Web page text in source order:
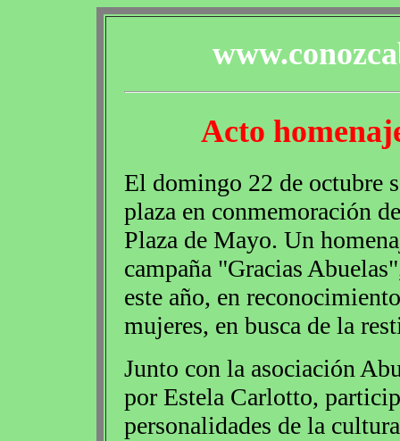
Acto
El domingo 22 de octubre
plaza en conmemoración
Plaza de Mayo. Un
campaña "Gracias
este año, en
mujeres, en busca de la
Junto con la asociación
por Estela Carlotto,
personalidades de la cultura